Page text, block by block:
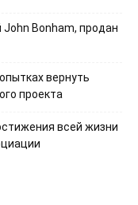
Bonham, продан
вернуть
проекта
всей жизни